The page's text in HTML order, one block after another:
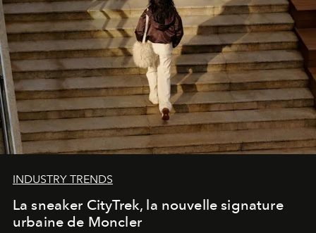
INDUSTRY TRENDS
La sneaker CityTrek, la nouvelle signature
urbaine de Moncler